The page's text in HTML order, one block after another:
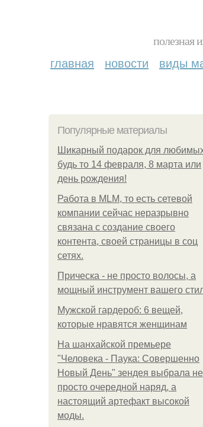
полезная
главная новости виды
Популярные материалы
Шикарный подарок для
будь то 14 февраля, 8 марта или
день рождения!
Работа в MLM, то есть сетевой
компании сейчас неразрывно
связана с создание своего
контента, своей страницы в соц
сетях.
Прическа - не просто волосы, а
мощный инструмент вашего
Мужской гардероб: 6 вещей,
которые нравятся женщинам
На шанхайской премьере
"Человека - Паука: Совершенно
Новый День" зендея выбрала не
просто очередной наряд, а
настоящий артефакт высокой
моды.